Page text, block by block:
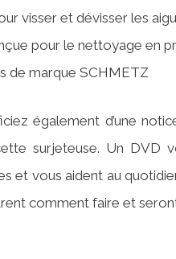
visser et dévisser les
pour le nettoyage en
de marque SCHMETZ
également d’une
surjeteuse. Un DVD
et vous aident au
comment faire et